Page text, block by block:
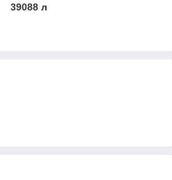
39088 л